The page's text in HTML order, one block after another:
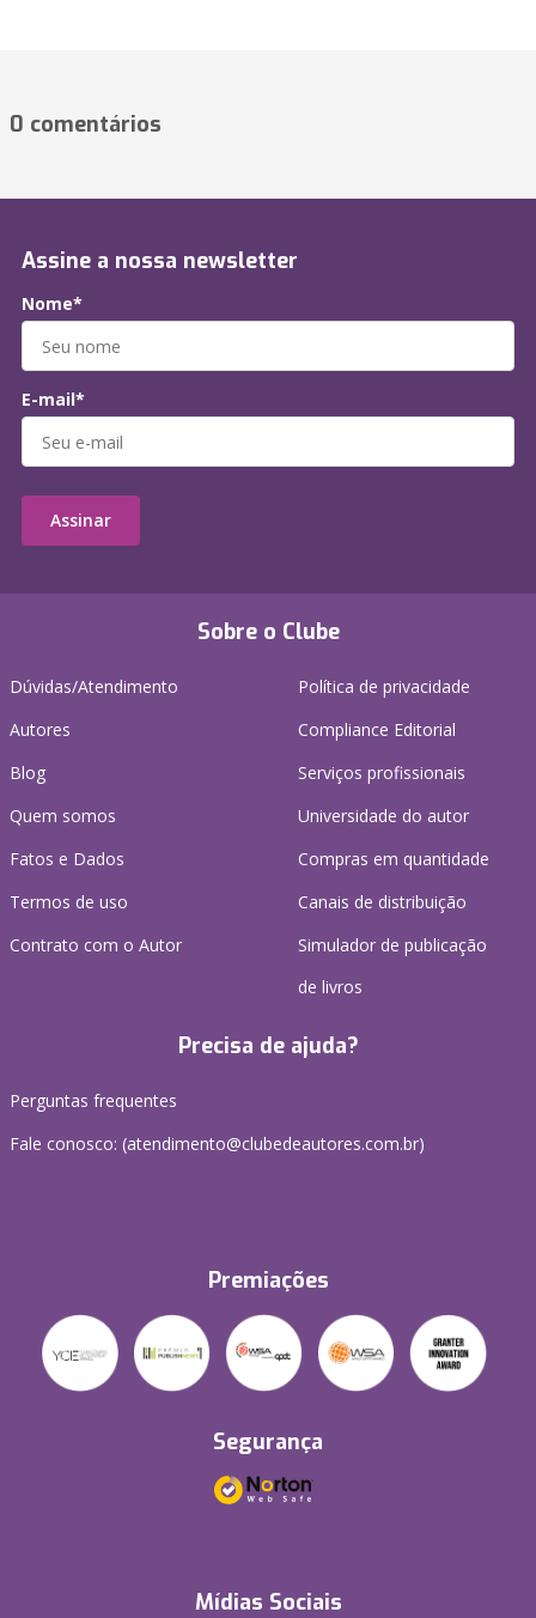
0 comentários
Sobre o Clube
Dúvidas/Atendimento
Autores
Blog
Quem somos
Fatos e Dados
Termos de uso
Contrato com o Autor
Política de privacidade
Compliance Editorial
Serviços profissionais
Universidade do autor
Compras em quantidade
Canais de distribuição
Simulador de publicação
de livros
Precisa de ajuda?
Perguntas frequentes
Fale conosco: (atendimento@clubedeautores.com.br)
Premiações
Segurança
Mídias Sociais
Assine a nossa newsletter
Nome*
E-mail*
Assinar